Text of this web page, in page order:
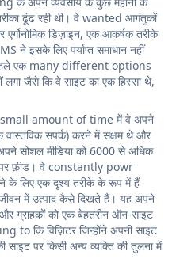
ढूंढ रही थी। वे wanted आगंतुकों
डिज़ाइन, एक आकर्षक तरीके
इसके लिए पर्याप्त समाधान नहीं
एक many different options
लगा जैसे कि वे साइट का एक हिस्सा थे,
small amount of time में वे अपने
संपर्क) करने में सक्षम थे और
सोशल मीडिया को 6000 से अधिक
पर फ़ीड। वे constantly powr
के लिए एक दृश्य तरीके के रूप में हैं
में उत्पाद कैसे दिखते हैं। यह अपने
और ग्राहकों को एक बेहतरीन ऑन-साइट
to कि विज़िटर जिन्होंने अपनी साइट
पर किसी अन्य व्यक्ति की तुलना में